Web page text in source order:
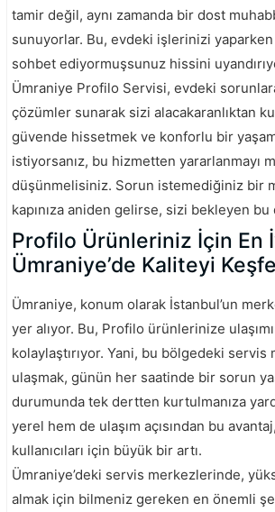
tamir değil, aynı zamanda bir dost
sunuyorlar. Bu, evdeki işlerinizi
sohbet ediyormuşsunuz hissini
Ümraniye Profilo Servisi, evdeki
çözümler sunarak sizi alacakaranlıktan
güvende hissetmek ve konforlu bir
istiyorsanız, bu hizmetten yararlanmayı
düşünmelisiniz. Sorun istemediğiniz bir
kapınıza aniden gelirse, sizi bekleyen bu
Profilo Ürünleriniz İçin En
Ümraniye’de Kaliteyi
Ümraniye, konum olarak İstanbul’un
yer alıyor. Bu, Profilo ürünlerinize
kolaylaştırıyor. Yani, bu bölgedeki servis
ulaşmak, günün her saatinde bir sorun
durumunda tek dertten kurtulmanıza
yerel hem de ulaşım açısından bu
kullanıcıları için büyük bir artı.
Ümraniye’deki servis merkezlerinde,
almak için bilmeniz gereken en önemli